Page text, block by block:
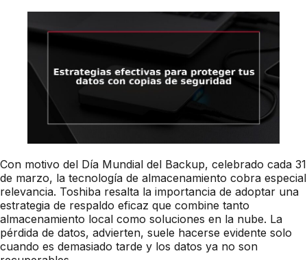
Con motivo del Día Mundial del Backup, celebrado cada 31
de marzo, la tecnología de almacenamiento cobra especial
relevancia. Toshiba resalta la importancia de adoptar una
estrategia de respaldo eficaz que combine tanto
almacenamiento local como soluciones en la nube. La
pérdida de datos, advierten, suele hacerse evidente solo
cuando es demasiado tarde y los datos ya no son